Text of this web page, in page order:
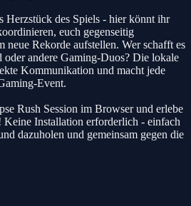
Herzstück des Spiels - hier könnt ihr
euch gegenseitig
neue Rekorde aufstellen. Wer schafft es
andere Gaming-Duos? Die lokale
Kommunikation und macht jede
Event.
Rush Session im Browser und erlebe
Installation erforderlich - einfach
dazuholen und gemeinsam gegen die